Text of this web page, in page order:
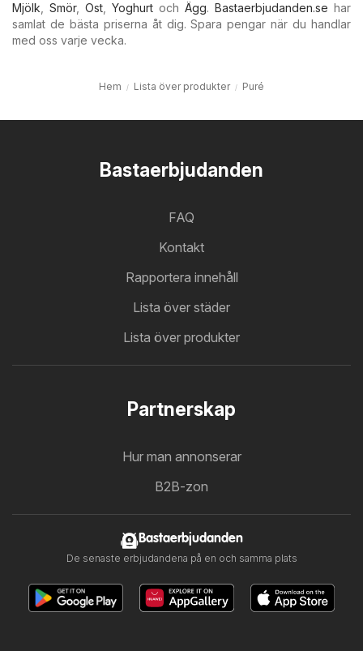
Mjölk, Smör, Ost, Yoghurt och Ägg. Bastaerbjudanden.se har
samlat de bästa priserna åt dig. Spara pengar när du handlar
med oss varje vecka.
Hem Lista över produkter Puré
Bastaerbjudanden
FAQ
Kontakt
Rapportera innehåll
Lista över städer
Lista över produkter
Partnerskap
Hur man annonserar
B2B-zon
Bastaerbjudanden
De senaste erbjudandena på en och samma plats